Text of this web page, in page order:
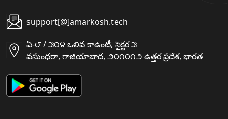
support[@]amarkosh.tech
ఏ-౮ / ౫౦౪ ఒలివ కాఉంటీ, సైక్టర ౫
వసుంధరా, గాజియాబాద, ౨౦౧౦౧౨ ఉత్తర ప్రదేశ, భారత